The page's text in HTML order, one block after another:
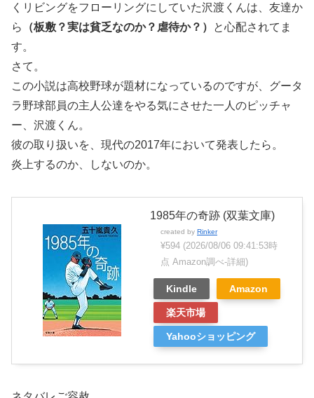
くリビングをフローリングにしていた沢渡くんは、友達か
ら
（板敷？実は貧乏なのか？虐待か？）
と心配されてま
す。
さて。
この小説は高校野球が題材になっているのですが、グータ
ラ野球部員の主人公達をやる気にさせた一人のピッチャ
ー、沢渡くん。
彼の取り扱いを、現代の2017年において発表したら。
炎上するのか、しないのか。
1985年の奇跡 (双葉文庫)
created by Rinker
¥594 (2026/08/06 09:41:53時
点 Amazon調べ-詳細)
Kindle Amazon
楽天市場
Yahooショッピング